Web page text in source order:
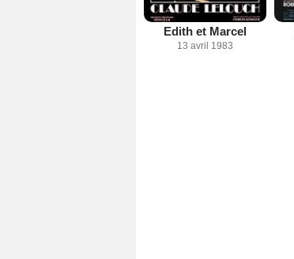
Edith et Marcel
13 avril 1983